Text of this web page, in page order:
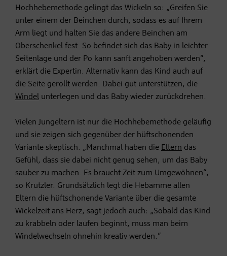
Hochhebemethode gelingt das Wickeln so: „Greifen Sie
unter einem der Beinchen durch, sodass es auf Ihrem
Arm liegt und halten Sie das andere Beinchen am
Oberschenkel fest. So befindet sich das Baby in leichter
Seitenlage und der Po kann sanft angehoben werden“,
erklärt die Expertin. Alternativ kann das Kind auch auf
die Seite gerollt werden. Dabei gut unterstützen, die
Windel unterlegen und das Baby wieder zurückdrehen.
Vielen Jungeltern ist nur die Hochhebemethode geläufig
und sie zeigen sich gegenüber der hüftschonenden
Variante skeptisch. „Manchmal haben die Eltern das
Gefühl, dass sie dabei nicht genug sehen, um das Baby
sauber zu machen. Es braucht Zeit zum Umgewöhnen“,
so Krutzler. Grundsätzlich legt die Hebamme allen
Eltern die hüftschonende Variante über die gesamte
Wickelzeit ans Herz, sagt jedoch auch: „Sobald das Kind
zu krabbeln oder laufen beginnt, muss man beim
Windelwechseln ohnehin kreativ werden.“